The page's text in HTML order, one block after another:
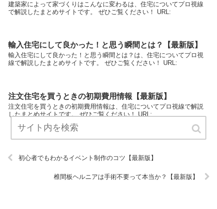
建築家によって家づくりはこんなに変わるは、住宅についてプロ視線
で解説したまとめサイトです。 ぜひご覧ください！ URL:
輸入住宅にして良かった！と思う瞬間とは？【最新版】
輸入住宅にして良かった！と思う瞬間とは？は、住宅についてプロ視
線で解説したまとめサイトです。 ぜひご覧ください！ URL:
注文住宅を買うときの初期費用情報【最新版】
注文住宅を買うときの初期費用情報は、住宅についてプロ視線で解説
したまとめサイトです。 ぜひご覧ください！ URL:
初心者でもわかるイベント制作のコツ【最新版】
椎間板ヘルニアは手術不要って本当か？【最新版】